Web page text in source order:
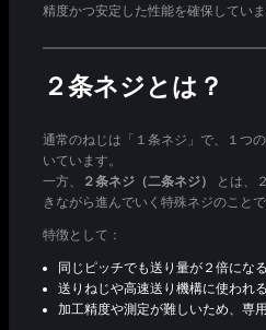
精度かつ安定した性能を確保していま
２条ネジとは？
通常のねじは「１条ネジ」で、１つ
いています。
一方、
２条ネジ（二条ネジ）
とは、
きながら進んでいく特殊ネジのことで
特徴として：
同じピッチでも送り量が２倍にな
送りねじや高速送り機構に使われる
加工精度や測定が難しいため、専